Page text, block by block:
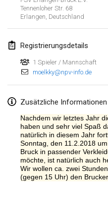
Tennenloher Str. 68
Erlangen Deutschland
Registrierungsdetails
1 Spieler / Mannschaft
moelkky@npv-info.de
Zusätzliche Informationen
Nachdem wir letztes Jahr
haben und sehr viel Spaß
natürlich in diesem Jahr
Sonntag, den 11.2.2018
Bruck in passender
möchte, ist natürlich auch
Wir wollen ca. zwei
(gegen 15 Uhr) den
Lumi Mölkky
Tournoi de la St
10. Feb. 2018|Frankreich
Faschings-Mölkky
11. Feb. 2018
Rakovnické
24. Feb. 2018|
SM HalliMölkky -
24. Feb. 2018|Finnland